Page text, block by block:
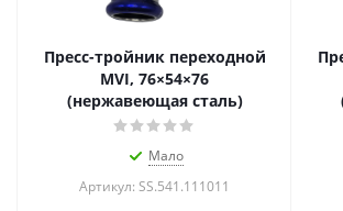
Пресс-тройник переходной
MVI, 76×54×76
(нержавеющая сталь)
Мало
Артикул: SS.541.111011